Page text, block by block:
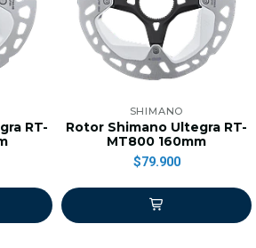
RT-
SHIMANO
Rotor Shimano Ultegra RT-
MT800 160mm
$79.900